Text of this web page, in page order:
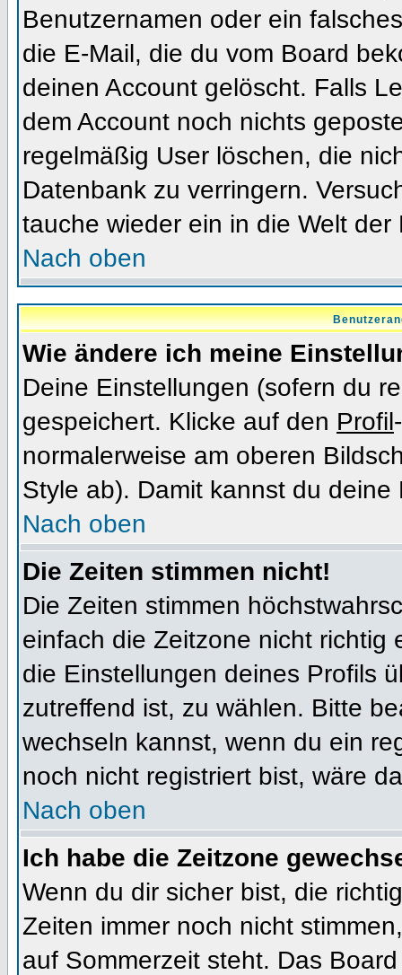
Benutzernamen oder ein
die E-Mail, die du vom Board
deinen Account gelöscht. Falls
dem Account noch nichts
regelmäßig User löschen, die
Datenbank zu verringern.
tauche wieder ein in die Welt der
Nach oben
Wie ändere ich meine
Deine Einstellungen (sofern du
gespeichert. Klicke auf den Profil
normalerweise am oberen
Style ab). Damit kannst du
Nach oben
Die Zeiten stimmen nicht!
Die Zeiten stimmen
einfach die Zeitzone nicht richtig
die Einstellungen deines Profils
zutreffend ist, zu wählen. Bitte
wechseln kannst, wenn du ein
noch nicht registriert bist, wäre
Nach oben
Ich habe die Zeitzone
Wenn du dir sicher bist, die
Zeiten immer noch nicht
auf Sommerzeit steht. Das